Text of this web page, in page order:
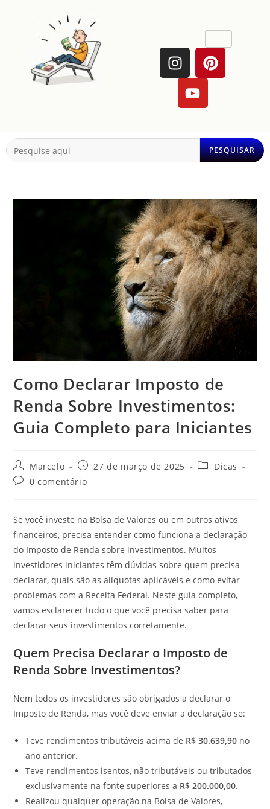
PESQUISAR
Como Declarar Imposto de
Renda Sobre Investimentos:
Guia Completo para Iniciantes
Marcelo 27 de março de 2025
Dicas
0 comentário
Se você investe na Bolsa de Valores ou em outros ativos
financeiros, precisa entender como funciona a declaração
do Imposto de Renda sobre investimentos. Muitos
investidores iniciantes têm dúvidas sobre quem precisa
declarar, quais são as alíquotas aplicáveis e como evitar
problemas com a Receita Federal. Neste guia completo,
vamos esclarecer tudo o que você precisa saber para
declarar seus investimentos corretamente.
Quem Precisa Declarar o Imposto de
Renda Sobre Investimentos?
Nem todos os investidores são obrigados a declarar o
Imposto de Renda, mas você deve enviar a declaração se:
Teve rendimentos tributáveis acima de R$ 30.639,90 no
ano anterior.
Teve rendimentos isentos, não tributáveis ou tributados
exclusivamente na fonte superiores a R$ 200.000,00.
Realizou qualquer operação na Bolsa de Valores,